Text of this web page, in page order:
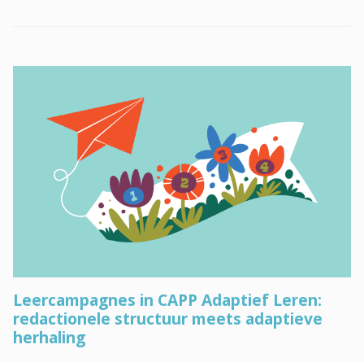
Leercampagnes in CAPP Adaptief Leren:
redactionele structuur meets adaptieve
herhaling